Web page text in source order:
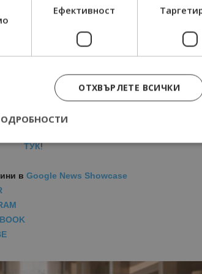
насочени и 50 млн. лв. за привличане на
Така работодателите ще бъдат подпомагани
за средни предприятия в сектора с
преодоляване на кризата.
НА АВИОКОМПАНИИ, ТУРОПЕРАТОРИ И
КАНАЛА НА BGTOURISM.BG -
ТУК!
в Google News Showcase
Ефективност
ОТХВЪРЛЕТЕ ВСИЧКИ
бисквитки позволяват основната функционалност на
Уебсайтът не може да се използва правилно без
Тази бисквитка
на потребителя